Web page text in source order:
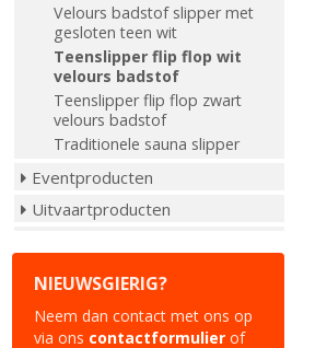
Velours badstof slipper met
gesloten teen wit
Teenslipper flip flop wit
velours badstof
Teenslipper flip flop zwart
velours badstof
Traditionele sauna slipper
Eventproducten
Uitvaartproducten
NIEUWSGIERIG?
Neem dan contact met ons op
via ons contactformulier of